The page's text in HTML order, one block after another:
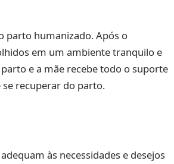
parto humanizado. Após o
em um ambiente tranquilo e
e a mãe recebe todo o suporte
se recuperar do parto.
às necessidades e desejos